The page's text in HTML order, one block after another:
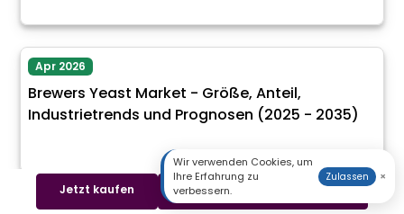
Apr 2026
Brewers Yeast Market - Größe, Anteil,
Industrietrends und Prognosen (2025 - 2035)
Jetzt kaufen Beispiel herunterladen
Wir verwenden Cookies, um
Ihre Erfahrung zu
verbessern.
Zulassen ×